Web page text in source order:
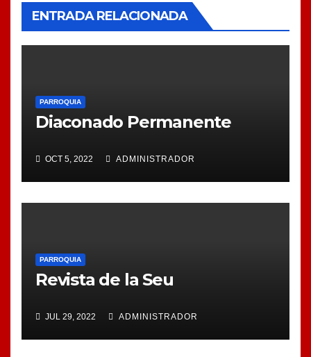
ENTRADA RELACIONADA
PARROQUIA
Diaconado Permanente
OCT 5, 2022 ADMINISTRADOR
PARROQUIA
Revista de la Seu
JUL 29, 2022 ADMINISTRADOR